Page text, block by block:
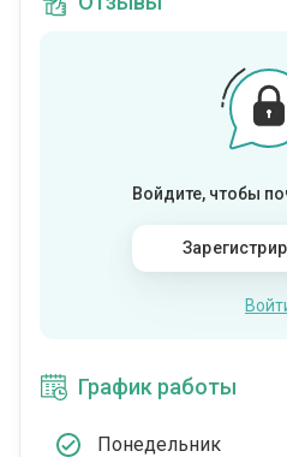
Войдите, чтобы
График работы
Понедельник